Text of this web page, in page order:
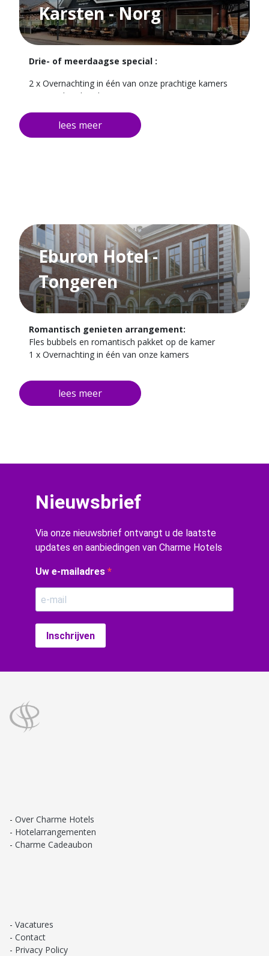
Karsten - Norg
Drie- of meerdaagse special :
2 x Overnachting in één van onze prachtige kamers
2 x Uitgebreid ontbijt
Gratis fiets- en wandelroutes van de omgeving
Eburon Hotel -
Tongeren
Romantisch genieten arrangement:
Fles bubbels en romantisch pakket op de kamer
1 x Overnachting in één van onze kamers
Nieuwsbrief
Via onze nieuwsbrief ontvangt u de laatste
updates en aanbiedingen van Charme Hotels
Uw e-mailadres
Inschrijven
Over Charme Hotels
Hotelarrangementen
Charme Cadeaubon
Vacatures
Contact
Privacy Policy